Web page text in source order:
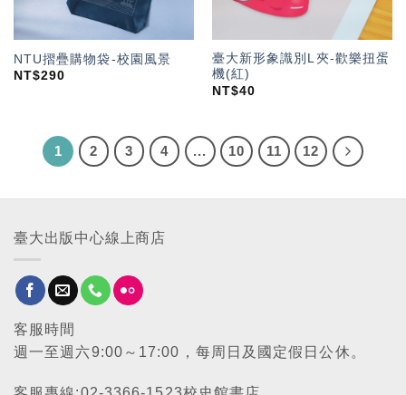
NTU摺疊購物袋-校園風景
NT$290
臺大新形象識別L夾-歡樂扭蛋
機(紅)
NT$40
1 2 3 4 ... 10 11 12
臺大出版中心線上商店
客服時間
週一至週六9:00～17:00，每周日及國定假日公休。